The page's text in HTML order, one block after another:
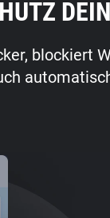
blockiert